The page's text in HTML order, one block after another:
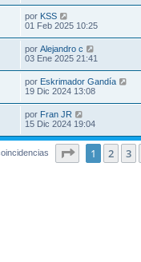
por KSS
01 Feb 2025 10:25
por Alejandro c
03 Ene 2025 21:41
por Eskrimador Gandía
19 Dic 2024 13:08
por Fran JR
15 Dic 2024 19:04
Página1 de
1 2 3